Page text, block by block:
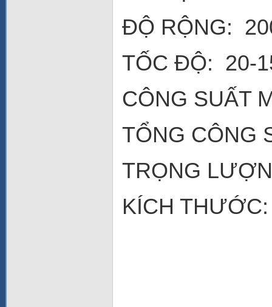
ĐỘ RỘNG:
TỐC ĐỘ: 20-
CÔNG SUẤT
TỔNG CÔNG
TRỌNG
KÍCH